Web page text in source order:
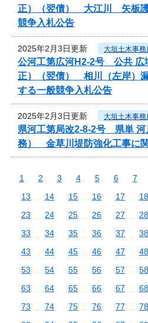
正）（翌債） 大江川 矢板護
競争入札公告
2025年2月3日更新 大垣土木事務
公河工第広河H2-2号 公共 広
正）（翌債） 相川（左岸）
する一般競争入札公告
2025年2月3日更新 大垣土木事務
県河工第局改2-8-2号 県単 河
務） 金草川堤防強化工事に
1 2 3 4 5 6 7
13
14 15 16 17 18
23
24 25 26 27 28
33
34 35 36 37 38
43
44 45 46 47 48
53
54 55 56 57 58
63
64 65 66 67 68
73
74 75 76 77 78